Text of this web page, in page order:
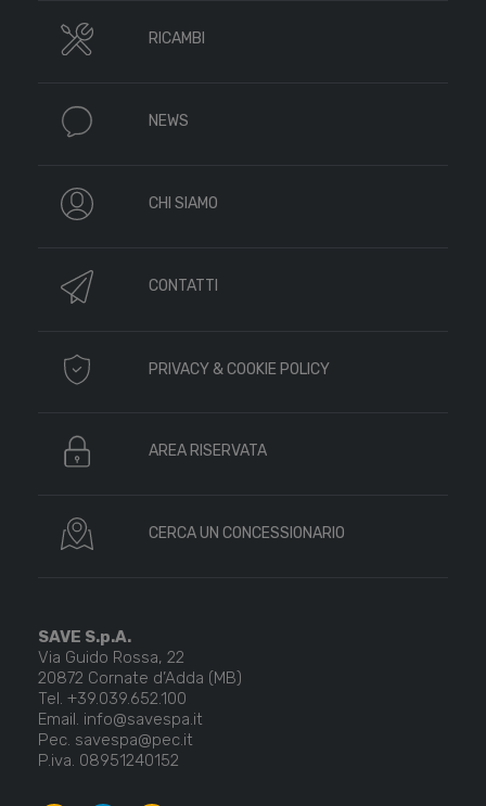
RICAMBI
NEWS
CHI SIAMO
CONTATTI
PRIVACY & COOKIE POLICY
AREA RISERVATA
CERCA UN CONCESSIONARIO
SAVE S.p.A.
Via Guido Rossa, 22
20872 Cornate d’Adda (MB)
Tel. +39.039.652.100
Email. info@savespa.it
Pec. savespa@pec.it
P.iva. 08951240152